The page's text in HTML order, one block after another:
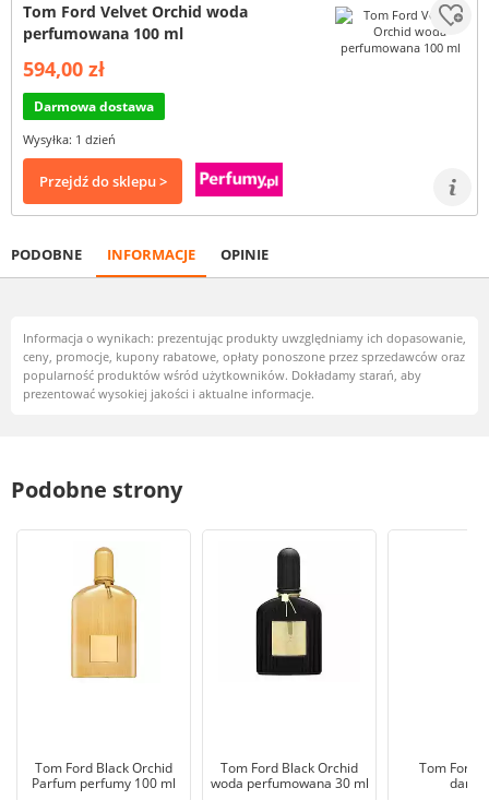
Tom Ford Velvet Orchid woda
perfumowana 100 ml
594,00 zł
Darmowa dostawa
Wysyłka: 1 dzień
Przejdź do sklepu >
PODOBNE INFORMACJE OPINIE
Informacja o wynikach: prezentując produkty uwzględniamy ich dopasowanie,
ceny, promocje, kupony rabatowe, opłaty ponoszone przez sprzedawców oraz
popularność produktów wśród użytkowników. Dokładamy starań, aby
prezentować wysokiej jakości i aktualne informacje.
Podobne strony
Tom Ford Black Orchid
Parfum perfumy 100 ml
Tom Ford Black Orchid
woda perfumowana 30 ml
Tom Ford